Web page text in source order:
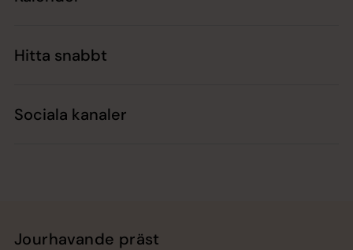
Hitta snabbt
Sociala kanaler
Jourhavande präst